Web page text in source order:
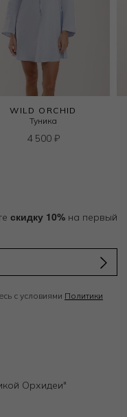
WILD ORCHID
Туника
4 500 ₽
скидку 10% на первый
с условиями Политики
Орхидеи"